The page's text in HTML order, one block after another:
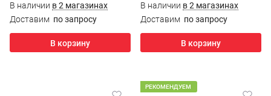
В наличии в 2 магазинах
Доставим по запросу
В корзину
В наличии в 2 магазинах
Доставим по запросу
В корзину
РЕКОМЕНДУЕМ